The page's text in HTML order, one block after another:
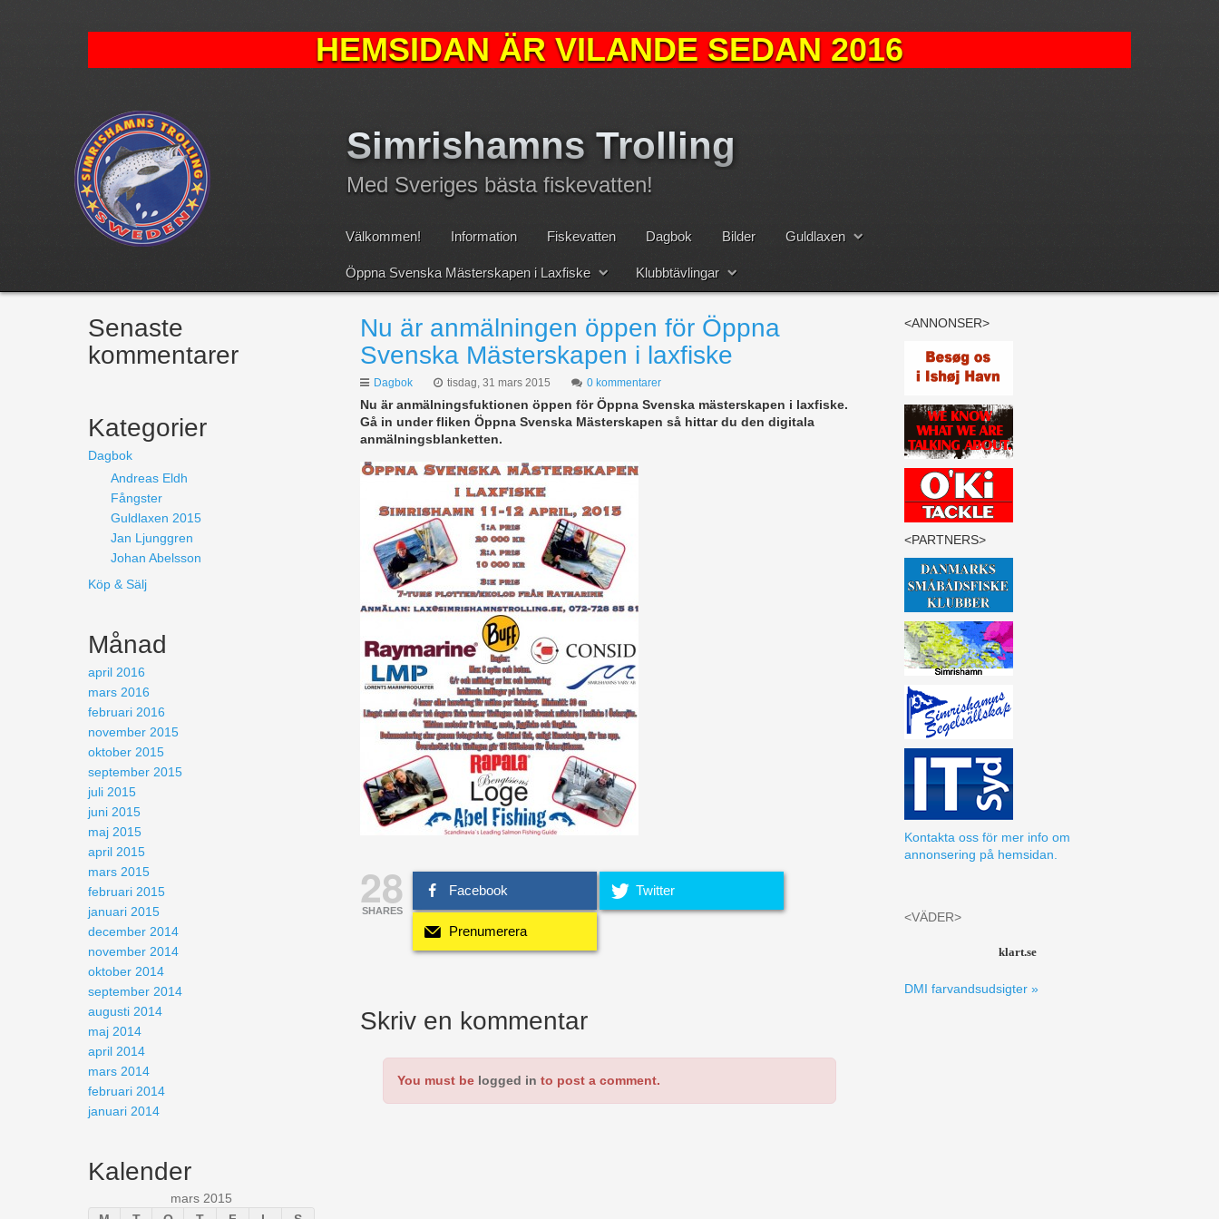
HEMSIDAN ÄR VILANDE SEDAN 2016
Simrishamns Trolling
Med Sveriges bästa fiskevatten!
Välkommen! Information Fiskevatten Dagbok Bilder Guldlaxen
Öppna Svenska Mästerskapen i Laxfiske Klubbtävlingar
Nu är anmälningen öppen för Öppna
Svenska Mästerskapen i laxfiske
Dagbok tisdag, 31 mars 2015 0 kommentarer
Nu är anmälningsfuktionen öppen för Öppna Svenska mästerskapen i laxfiske.
Gå in under fliken Öppna Svenska Mästerskapen så hittar du den digitala
anmälningsblanketten.
28
SHARES
Facebook Twitter
Prenumerera
Skriv en kommentar
You must be logged in to post a comment.
Senaste
kommentarer
Kategorier
Dagbok
Andreas Eldh
Fångster
Guldlaxen 2015
Jan Ljunggren
Johan Abelsson
Köp & Sälj
Månad
april 2016
mars 2016
februari 2016
november 2015
oktober 2015
september 2015
juli 2015
juni 2015
maj 2015
april 2015
mars 2015
februari 2015
januari 2015
december 2014
november 2014
oktober 2014
september 2014
augusti 2014
maj 2014
april 2014
mars 2014
februari 2014
januari 2014
Kalender
mars 2015
<ANNONSER>
<PARTNERS>
Kontakta oss för mer info om
annonsering på hemsidan.
<VÄDER>
klart.se
DMI farvandsudsigter »